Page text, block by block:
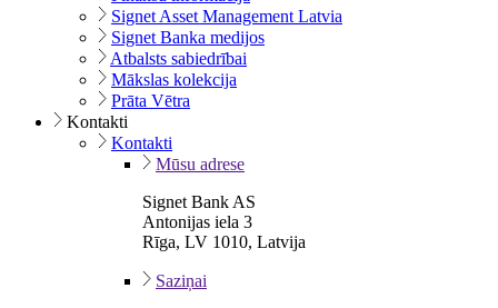
Signet Asset Management Latvia
Signet Banka medijos
Atbalsts sabiedrībai
Mākslas kolekcija
Prāta Vētra
Kontakti
Kontakti
Mūsu adrese
Signet Bank AS
Antonijas iela 3
Rīga, LV 1010, Latvija
Saziņai